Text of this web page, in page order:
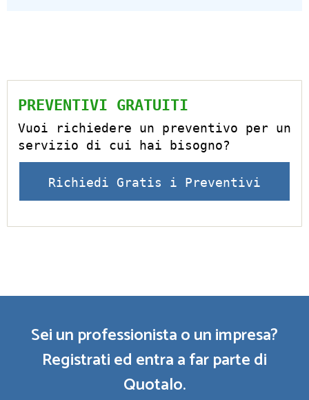
PREVENTIVI GRATUITI
Vuoi richiedere un preventivo per un
servizio di cui hai bisogno?
Richiedi Gratis i Preventivi
Sei un professionista o un impresa?
Registrati ed entra a far parte di
Quotalo.